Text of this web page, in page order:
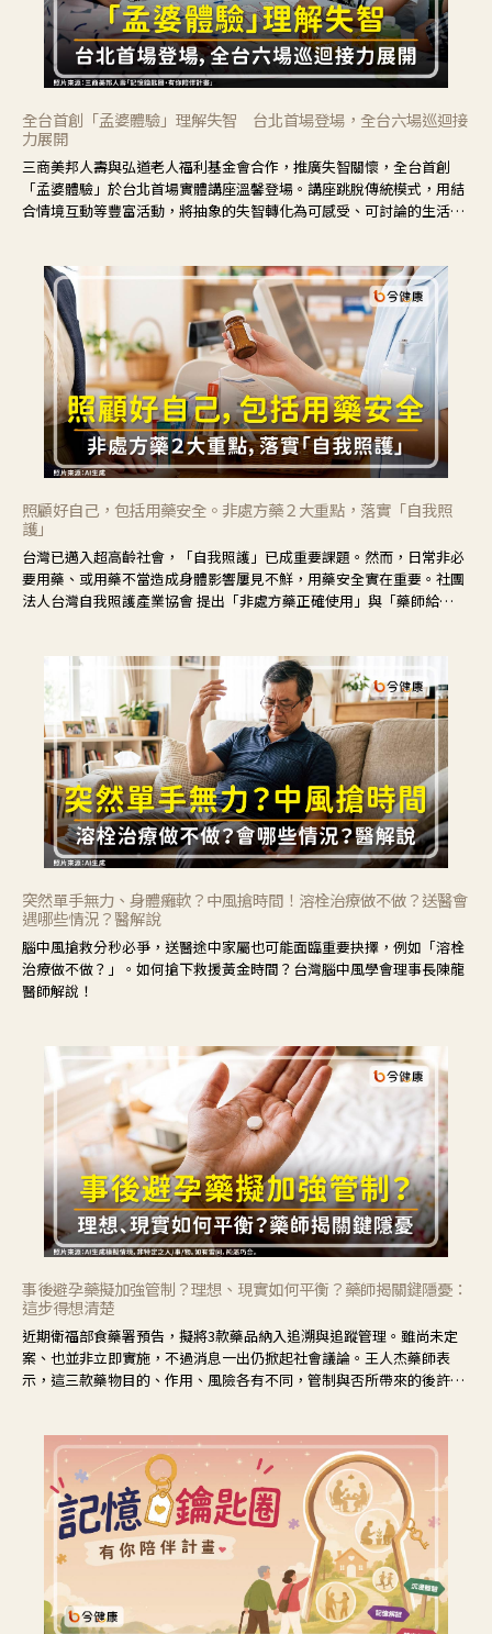
全台首創「孟婆體驗」理解失智 台北首場登場，全台六場巡迴接
力展開
三商美邦人壽與弘道老人福利基金會合作，推廣失智關懷，全台首創
「孟婆體驗」於台北首場實體講座溫馨登場。講座跳脫傳統模式，用結
合情境互動等豐富活動，將抽象的失智轉化為可感受、可討論的生活情
照顧好自己，包括用藥安全。非處方藥２大重點，落實「自我照
護」
台灣已邁入超高齡社會，「自我照護」已成重要課題。然而，日常非必
要用藥、或用藥不當造成身體影響屢見不鮮，用藥安全實在重要。社團
法人台灣自我照護產業協會 提出「非處方藥正確使用」與「藥師給
突然單手無力、身體癱軟？中風搶時間！溶栓治療做不做？送醫會
遇哪些情況？醫解說
腦中風搶救分秒必爭，送醫途中家屬也可能面臨重要抉擇，例如「溶栓
治療做不做？」。如何搶下救援黃金時間？台灣腦中風學會理事長陳龍
醫師解說！
事後避孕藥擬加強管制？理想、現實如何平衡？藥師揭關鍵隱憂：
這步得想清楚
近期衛福部食藥署預告，擬將3款藥品納入追溯與追蹤管理。雖尚未定
案、也並非立即實施，不過消息一出仍掀起社會議論。王人杰藥師表
示，這三款藥物目的、作用、風險各有不同，管制與否所帶來的後許影